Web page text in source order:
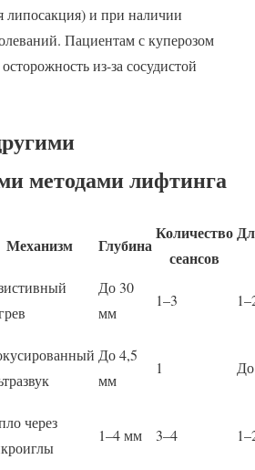
липосакция) и при наличии
Пациентам с куперозом
из-за сосудистой
методами лифтинга
Механизм Глубина
Количество
сеансов
До 30
мм
1–3
До 4,5
мм
1
через
1–4 мм 3–4